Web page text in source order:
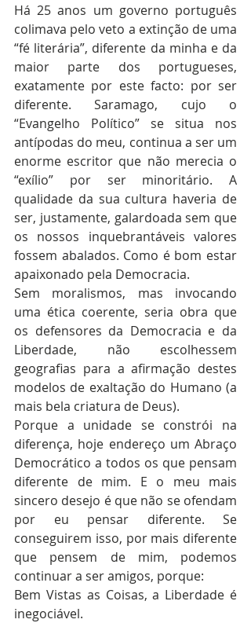
Há 25 anos um governo português
colimava pelo veto a extinção de uma
“fé literária”, diferente da minha e da
maior parte dos portugueses,
exatamente por este facto: por ser
diferente. Saramago, cujo o
“Evangelho Político” se situa nos
antípodas do meu, continua a ser um
enorme escritor que não merecia o
“exílio” por ser minoritário. A
qualidade da sua cultura haveria de
ser, justamente, galardoada sem que
os nossos inquebrantáveis valores
fossem abalados. Como é bom estar
apaixonado pela Democracia.
Sem moralismos, mas invocando
uma ética coerente, seria obra que
os defensores da Democracia e da
Liberdade, não escolhessem
geografias para a afirmação destes
modelos de exaltação do Humano (a
mais bela criatura de Deus).
Porque a unidade se constrói na
diferença, hoje endereço um Abraço
Democrático a todos os que pensam
diferente de mim. E o meu mais
sincero desejo é que não se ofendam
por eu pensar diferente. Se
conseguirem isso, por mais diferente
que pensem de mim, podemos
continuar a ser amigos, porque:
Bem Vistas as Coisas, a Liberdade é
inegociável.